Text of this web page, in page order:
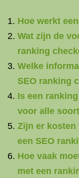
Hoe werkt
Wat zijn de
ranking
Welke
SEO ranking
Is een
voor alle
Zijn er kosten
een SEO
Hoe vaak
met een